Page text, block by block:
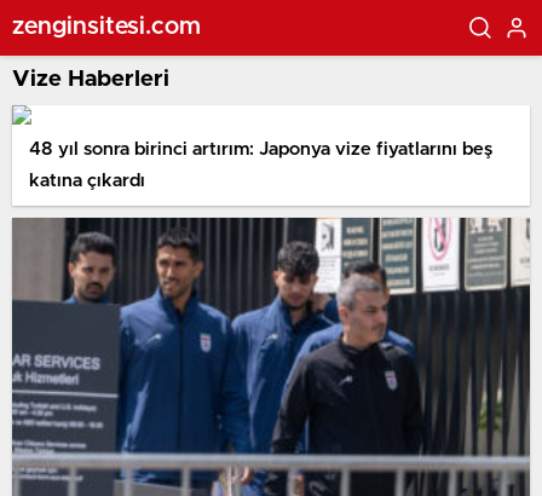
zenginsitesi.com
Vize Haberleri
48 yıl sonra birinci artırım: Japonya vize fiyatlarını beş
katına çıkardı